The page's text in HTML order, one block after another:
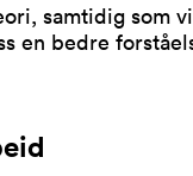
samtidig som
en bedre